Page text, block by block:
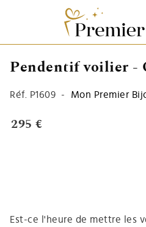
Pendentif voilier -
Réf. P1609 - Mon Premier
295 €
Est-ce l'heure de mettre les